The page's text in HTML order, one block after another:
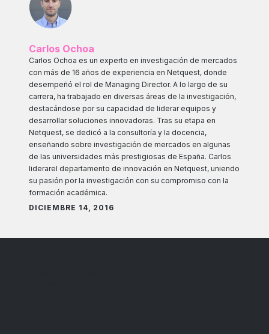
Carlos Ochoa
Carlos Ochoa es un experto en investigación de mercados
con más de 16 años de experiencia en Netquest, donde
desempeñó el rol de Managing Director. A lo largo de su
carrera, ha trabajado en diversas áreas de la investigación,
destacándose por su capacidad de liderar equipos y
desarrollar soluciones innovadoras. Tras su etapa en
Netquest, se dedicó a la consultoría y la docencia,
enseñando sobre investigación de mercados en algunas
de las universidades más prestigiosas de España. Carlos
liderarel departamento de innovación en Netquest, uniendo
su pasión por la investigación con su compromiso con la
formación académica.
DICIEMBRE 14, 2016